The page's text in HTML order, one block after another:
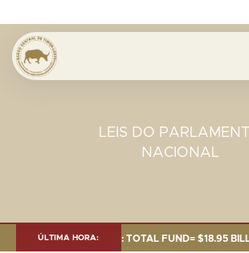
LEIS DO
NACIONAL
ÚLTIMA HORA:
AS OF 30 SEP. 2025: TOTAL FUND= $18.95